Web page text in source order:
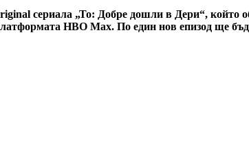
сериала „То: Добре дошли в Дери“, който
HBO Max. По един нов епизод ще